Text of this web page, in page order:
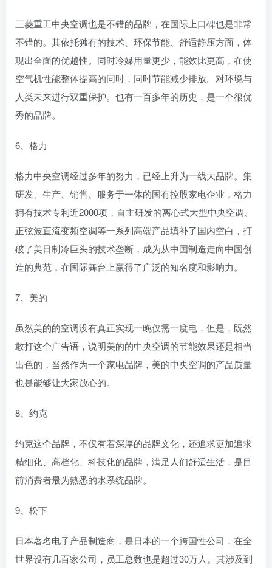
三菱重工中央空调也是不错的品牌，在国际上口碑也是非常
不错的。其依托独有的技术、环保节能、舒适静压方面，体
现出全面的优越性。同时冷媒用量更少，能效比更高，在使
空气机性能整体提高的同时，同时节能减少排放。对环境与
人类未来进行双重保护。也有一百多年的历史，是一个很优
秀的品牌。
6、格力
格力中央空调经过多年的努力，已经上升为一线大品牌。集
研发、生产、销售、服务于一体的国有控股家电企业，格力
拥有技术专利近2000项，自主研发的离心式大型中央空调、
正弦波直流变频空调等一系列高端产品填补了国内空白，打
破了美日制冷巨头的技术垄断，成为从中国制造走向中国创
造的典范，在国际舞台上赢得了广泛的知名度和影响力。
7、美的
虽然美的的空调没有真正实现一晚仅需一度电，但是，既然
敢打这个广告语，说明美的的中央空调的节能效果还是相当
出色的，当然作为一个家电品牌，美的中央空调的产品质量
也是能够让大家放心的。
8、约克
约克这个品牌，不仅有着深厚的品牌文化，还追求更加追求
精细化、高档化、科技化的品牌，满足人们舒适生活，是目
前消费者最为熟悉的水系统品牌。
9、松下
日本著名电子产品制造商，是日本的一个跨国性公司，在全
世界设有几百家公司，员工总数也是超过30万人。其涉及到